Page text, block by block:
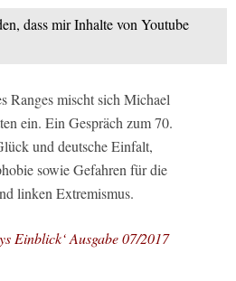
dass mir Inhalte von Youtube
Ranges mischt sich Michael
ein. Ein Gespräch zum 70.
und deutsche Einfalt,
sowie Gefahren für die
linken Extremismus.
Einblick‘ Ausgabe 07/2017